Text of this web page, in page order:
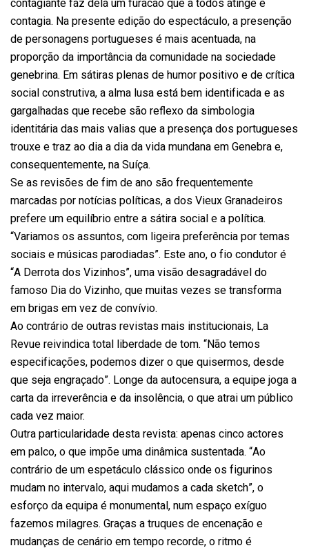
contagia. Na presente edição do espectáculo, a presenção
de personagens portugueses é mais acentuada, na
proporção da importância da comunidade na sociedade
genebrina. Em sátiras plenas de humor positivo e de crítica
social construtiva, a alma lusa está bem identificada e as
gargalhadas que recebe são reflexo da simbologia
identitária das mais valias que a presença dos portugueses
trouxe e traz ao dia a dia da vida mundana em Genebra e,
consequentemente, na Suíça.
Se as revisões de fim de ano são frequentemente
marcadas por notícias políticas, a dos Vieux Granadeiros
prefere um equilíbrio entre a sátira social e a política.
“Variamos os assuntos, com ligeira preferência por temas
sociais e músicas parodiadas”. Este ano, o fio condutor é
“A Derrota dos Vizinhos”, uma visão desagradável do
famoso Dia do Vizinho, que muitas vezes se transforma
em brigas em vez de convívio.
Ao contrário de outras revistas mais institucionais, La
Revue reivindica total liberdade de tom. “Não temos
especificações, podemos dizer o que quisermos, desde
que seja engraçado”. Longe da autocensura, a equipe joga a
carta da irreverência e da insolência, o que atrai um público
cada vez maior.
Outra particularidade desta revista: apenas cinco actores
em palco, o que impõe uma dinâmica sustentada. “Ao
contrário de um espetáculo clássico onde os figurinos
mudam no intervalo, aqui mudamos a cada sketch”, o
esforço da equipa é monumental, num espaço exíguo
fazemos milagres. Graças a truques de encenação e
mudanças de cenário em tempo recorde, o ritmo é